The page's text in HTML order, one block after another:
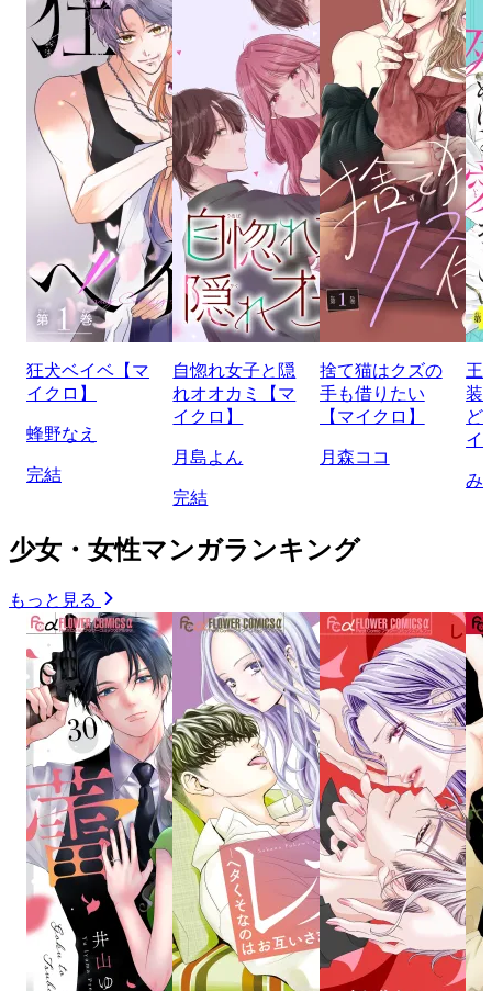
狂犬ベイベ【マ
イクロ】
蜂野なえ
完結
自惚れ女子と隠
れオオカミ【マ
イクロ】
月島よん
完結
捨て猫はクズの
手も借りたい
【マイクロ】
月森ココ
王
装
ど
イ
み
少女・女性マンガランキング
もっと見る